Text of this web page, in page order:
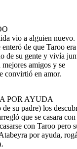
vio a alguien
de que Taroo era
de su gente y vivía
amigos y se
convirtió en amor.
POR AYUDA
su padre) los
que se casara con
con Taroo pero
por ayuda,